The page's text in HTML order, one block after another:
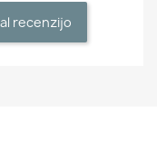
recenzijo